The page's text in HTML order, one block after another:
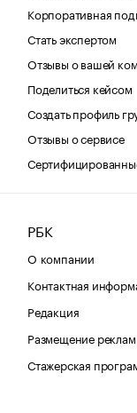
Корпоративная
Стать экспертом
Отзывы о вашей
Поделиться кейсом
Создать профиль
Отзывы о сервисе
РБК
О компании
Контактная
Редакция
Размещение
Стажерская